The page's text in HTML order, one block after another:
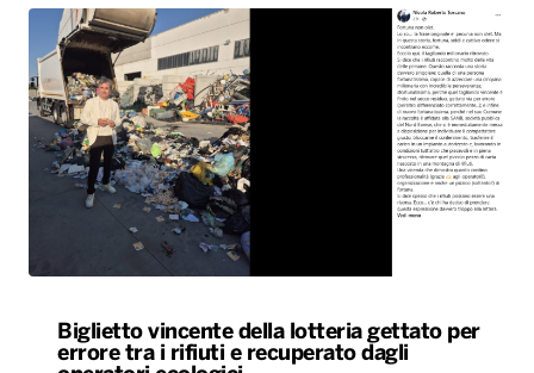
Biglietto vincente della lotteria gettato per
errore tra i rifiuti e recuperato dagli
operatori ecologici
Le nostre app
PLAYER